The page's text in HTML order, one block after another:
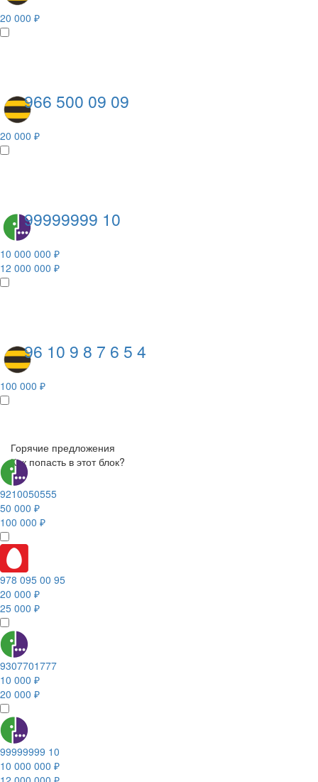
20 000 ₽
966 500 09 09
20 000 ₽
99999999 10
10 000 000 ₽
12 000 000 ₽
96 10 9 8 7 6 5 4
100 000 ₽
Горячие предложения
Как попасть в этот блок?
9210050555
50 000 ₽
100 000 ₽
978 095 00 95
20 000 ₽
25 000 ₽
9307701777
10 000 ₽
20 000 ₽
99999999 10
10 000 000 ₽